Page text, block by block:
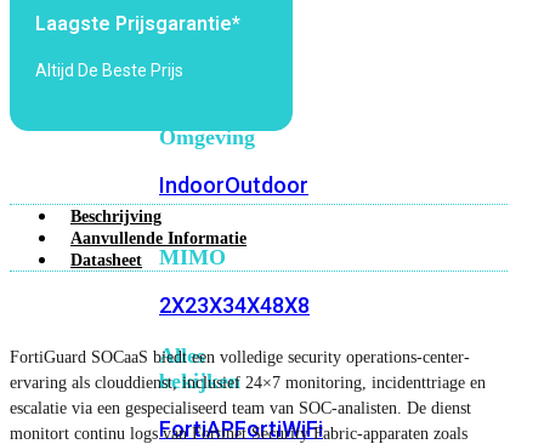
7
Wi-
Omgeving
IndoorOutdoor
MIMO
2X23X34X48X8
Alles
bekijken
FortiAPFortiWiFi
Laagste Prijsgarantie*
Altijd De Beste Prijs
Beschrijving
Aanvullende Informatie
Datasheet
FortiGuard SOCaaS biedt een volledige security operations-center-
ervaring als clouddienst, inclusief 24×7 monitoring, incidenttriage en
escalatie via een gespecialiseerd team van SOC-analisten. De dienst
monitort continu logs van Fortinet Security Fabric-apparaten zoals